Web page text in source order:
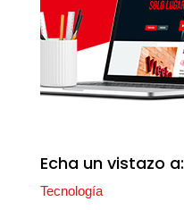
Echa un vistazo a:
Tecnología